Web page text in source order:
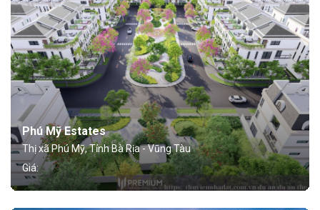
Phú Mỹ Estates
Thị xã Phú Mỹ, Tỉnh Bà Rịa - Vũng Tàu
Giá: